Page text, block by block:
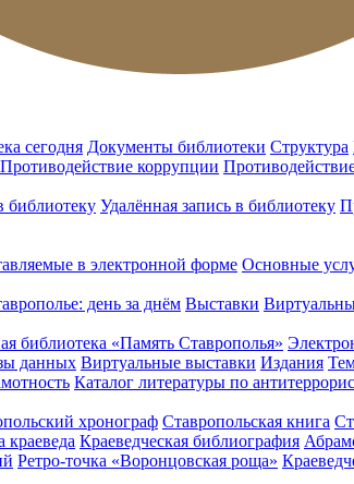
сегодня Документы библиотеки Структура
Противодействие коррупции
библиотеку Удалённая запись в библиотеку
в электронной форме Основные
день за днём Выставки
библиотека «Память Ставрополья»
данных Виртуальные выставки Издания
Каталог литературы по
хронограф Ставропольская книга
краеведа Краеведческая библиография
Ретро-точка «Воронцовская роща»